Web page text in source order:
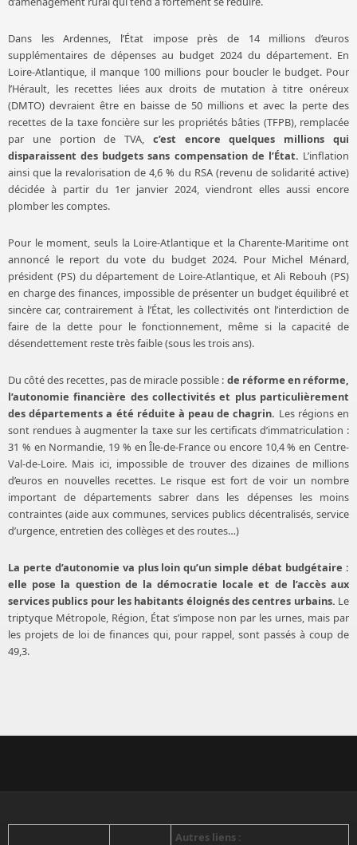
Dans les Ardennes, l’État impose près de 14 millions d’euros
supplémentaires de dépenses au budget 2024 du département. En
Loire-Atlantique, il manque 100 millions pour boucler le budget. Pour
l’Hérault, les recettes liées aux droits de mutation à titre onéreux
(DMTO) devraient être en baisse de 50 millions et avec la perte des
recettes de la taxe foncière sur les propriétés bâties (TFPB), remplacée
par une portion de TVA, c’est encore quelques millions qui
disparaissent des budgets sans compensation de l’État. L’inflation
ainsi que la revalorisation de 4,6 % du RSA (revenu de solidarité active)
décidée à partir du 1er janvier 2024, viendront elles aussi encore
plomber les comptes.
Pour le moment, seuls la Loire-Atlantique et la Charente-Maritime ont
annoncé le report du vote du budget 2024. Pour Michel Ménard,
président (PS) du département de Loire-Atlantique, et Ali Rebouh (PS)
en charge des finances, impossible de présenter un budget équilibré et
sincère car, contrairement à l’État, les collectivités ont l’interdiction de
faire de la dette pour le fonctionnement, même si la capacité de
désendettement reste très faible (sous les trois ans).
Du côté des recettes, pas de miracle possible : de réforme en réforme,
l’autonomie financière des collectivités et plus particulièrement
des départements a été réduite à peau de chagrin. Les régions en
sont rendues à augmenter la taxe sur les certificats d’immatriculation :
31 % en Normandie, 19 % en Île-de-France ou encore 10,4 % en Centre-
Val-de-Loire. Mais ici, impossible de trouver des dizaines de millions
d’euros en nouvelles recettes. Le risque est fort de voir un nombre
important de départements sabrer dans les dépenses les moins
contraintes (aide aux communes, services publics décentralisés, service
d’urgence, entretien des collèges et des routes…)
La perte d’autonomie va plus loin qu’un simple débat budgétaire :
elle pose la question de la démocratie locale et de l’accès aux
services publics pour les habitants éloignés des centres urbains. Le
triptyque Métropole, Région, État s’impose non par les urnes, mais par
les projets de loi de finances qui, pour rappel, sont passés à coup de
49,3.
Autres liens :